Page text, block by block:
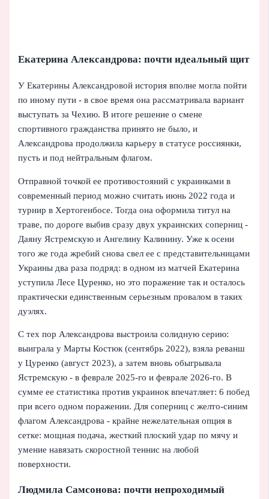
Екатерина Александрова: почти идеальный щит
У Екатерины Александровой история вполне могла пойти
по иному пути - в свое время она рассматривала вариант
выступать за Чехию. В итоге решение о смене
спортивного гражданства принято не было, и
Александрова продолжила карьеру в статусе россиянки,
пусть и под нейтральным флагом.
Отправной точкой ее противостояний с украинками в
современный период можно считать июнь 2022 года и
турнир в Хертогенбосе. Тогда она оформила титул на
траве, по дороге выбив сразу двух украинских соперниц -
Даяну Ястремскую и Ангелину Калинину. Уже к осени
того же года жребий снова свел ее с представительницами
Украины два раза подряд: в одном из матчей Екатерина
уступила Лесе Цуренко, но это поражение так и осталось
практически единственным серьезным провалом в таких
дуэлях.
С тех пор Александрова выстроила солидную серию:
выиграла у Марты Костюк (сентябрь 2022), взяла реванш
у Цуренко (август 2023), а затем вновь обыгрывала
Ястремскую - в феврале 2025‑го и феврале 2026‑го. В
сумме ее статистика против украинок впечатляет: 6 побед
при всего одном поражении. Для соперниц с желто-синим
флагом Александрова - крайне нежелательная опция в
сетке: мощная подача, жесткий плоский удар по мячу и
умение навязать скоростной теннис на любой
поверхности.
Людмила Самсонова: почти непроходимый